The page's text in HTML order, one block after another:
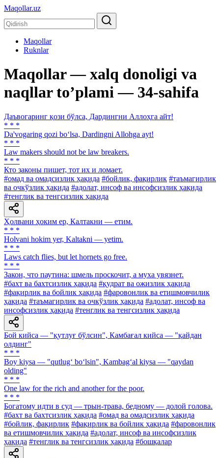
Maqollar.uz
Maqollar
Ruknlar
Maqollar — xalq donoligi va
naqllar toʼplami — 34-sahifa
Даъвогаринг қози бўлса, Дардингни Аллоҳга айт!
* * *
Da'vogaring qozi bo‘lsa, Dardingni Allohga ayt!
* * *
Law makers should not be law breakers.
* * *
Кто законы пишет, тот их и ломает.
#омад ва омадсизлик ҳақида #бойлик, фақирлик #таъмагирлик
ва очкўзлик ҳақида #адолат, инсоф ва инсофсизлик ҳақида
#тенглик ва тенгсизлик ҳақида
Ҳолвани ҳоким ер, Калтакни — етим.
* * *
Holvani hokim yer, Kaltakni — yetim.
* * *
Laws catch flies, but let hornets go free.
* * *
Закон, что паутина: шмель проскочит, а муха увязнет.
#бахт ва бахтсизлик ҳақида #қудрат ва ожизлик ҳақида
#фақирлик ва бойлик ҳақида #фаровонлик ва етишмовчилик
ҳақида #таъмагирлик ва очкўзлик ҳақида #адолат, инсоф ва
инсофсизлик ҳақида #тенглик ва тенгсизлик ҳақида
Бой кийса — "қутлуғ бўлсин", Камбағал кийса — "қайдан
олдинг"
* * *
Boy kiysa — "qutlug‘ bo‘lsin", Kambag‘al kiysa — "qaydan
olding"
* * *
One law for the rich and another for the poor.
* * *
Богатому идти в суд — трын-трава, бедному — долой голова.
#бахт ва бахтсизлик ҳақида #омад ва омадсизлик ҳақида
#бойлик, фақирлик #фақирлик ва бойлик ҳақида #фаровонлик
ва етишмовчилик ҳақида #адолат, инсоф ва инсофсизлик
ҳақида #тенглик ва тенгсизлик ҳақида #бошқалар